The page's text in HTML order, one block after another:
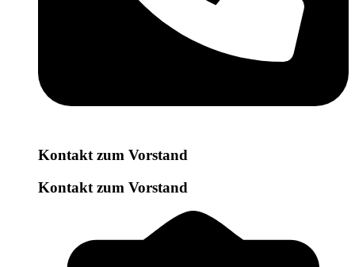
Kontakt zum Vorstand
Kontakt zum Vorstand